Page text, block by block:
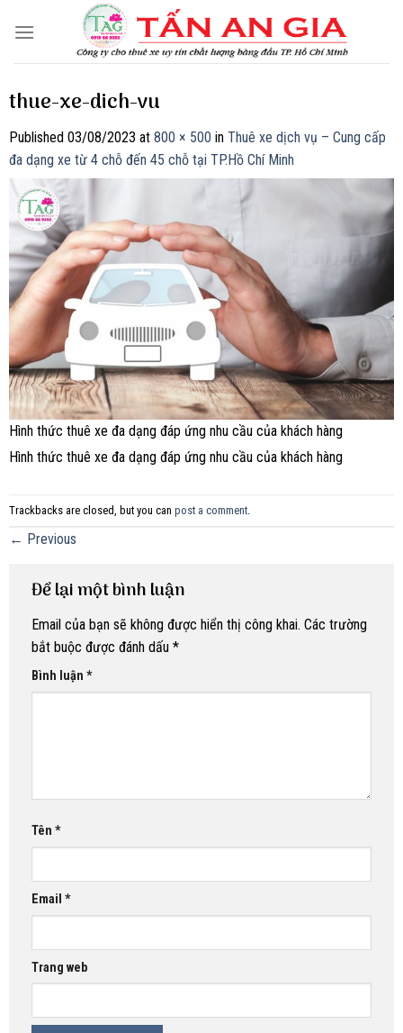
thue-xe-dich-vu
Published 03/08/2023 at 800 × 500 in Thuê xe dịch vụ – Cung cấp
đa dạng xe từ 4 chỗ đến 45 chỗ tại TP.Hồ Chí Minh
Hình thức thuê xe đa dạng đáp ứng nhu cầu của khách hàng
Hình thức thuê xe đa dạng đáp ứng nhu cầu của khách hàng
Trackbacks are closed, but you can post a comment
← Previous
Để lại một bình luận
Email của bạn sẽ không được hiển thị công khai. Các trường
bắt buộc được đánh dấu *
Bình luận *
Tên *
Email *
Trang web